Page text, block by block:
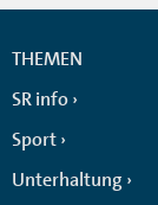
THEMEN
SR info
Sport
Unterhaltung